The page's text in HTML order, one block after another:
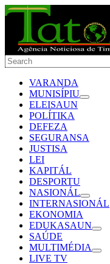
VARANDA
MUNISÍPIU
ELEISAUN
POLÍTIKA
DEFEZA
SEGURANSA
JUSTISA
LEI
KAPITÁL
DESPORTU
NASIONÁL
INTERNASIONÁL
EKONOMIA
EDUKASAUN
SAÚDE
MULTIMÉDIA
LIVE TV